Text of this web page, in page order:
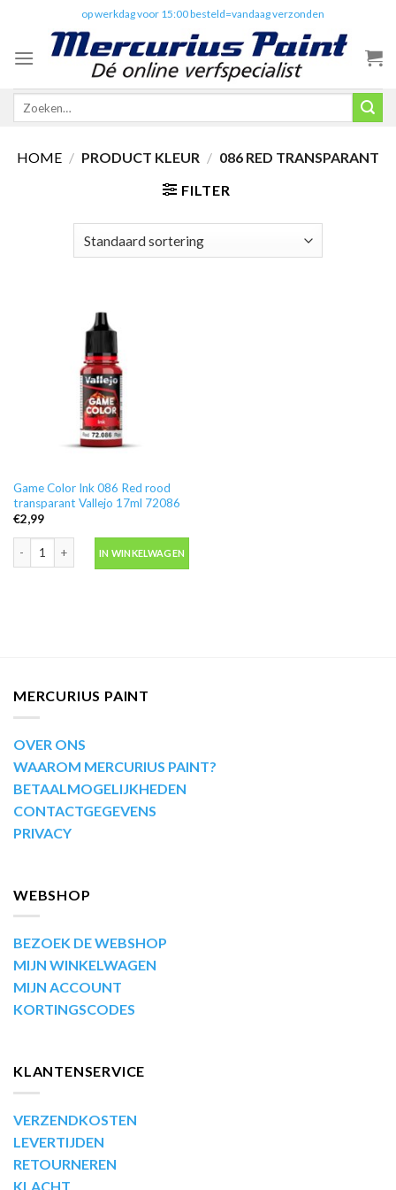
content
op werkdag voor 15:00 besteld=vandaag verzonden
Zoeken
HOME / PRODUCT KLEUR / 086 RED TRANSPARANT
FILTER
Game Color Ink 086 Red rood
transparant Vallejo 17ml 72086
€2,99
IN WINKELWAGEN
MERCURIUS PAINT
OVER ONS
WAAROM MERCURIUS PAINT?
BETAALMOGELIJKHEDEN
CONTACTGEGEVENS
PRIVACY
WEBSHOP
BEZOEK DE WEBSHOP
MIJN WINKELWAGEN
MIJN ACCOUNT
KORTINGSCODES
KLANTENSERVICE
VERZENDKOSTEN
LEVERTIJDEN
RETOURNEREN
KLACHT